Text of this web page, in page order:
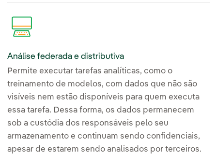
Análise federada e distributiva
Permite executar tarefas analíticas, como o
treinamento de modelos, com dados que não são
visíveis nem estão disponíveis para quem executa
essa tarefa. Dessa forma, os dados permanecem
sob a custódia dos responsáveis pelo seu
armazenamento e continuam sendo confidenciais,
apesar de estarem sendo analisados por terceiros.